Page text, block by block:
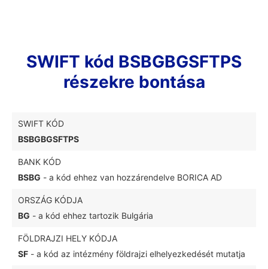
SWIFT kód BSBGBGSFTPS
részekre bontása
SWIFT KÓD
BSBGBGSFTPS
BANK KÓD
BSBG - a kód ehhez van hozzárendelve BORICA AD
ORSZÁG KÓDJA
BG - a kód ehhez tartozik Bulgária
FÖLDRAJZI HELY KÓDJA
SF - a kód az intézmény földrajzi elhelyezkedését mutatja